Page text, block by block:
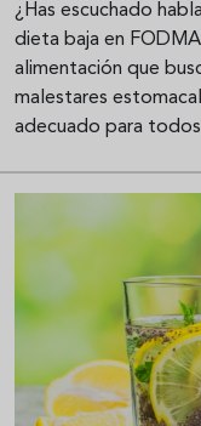
¿Has escuchado
dieta baja en
alimentación que
malestares
adecuado para